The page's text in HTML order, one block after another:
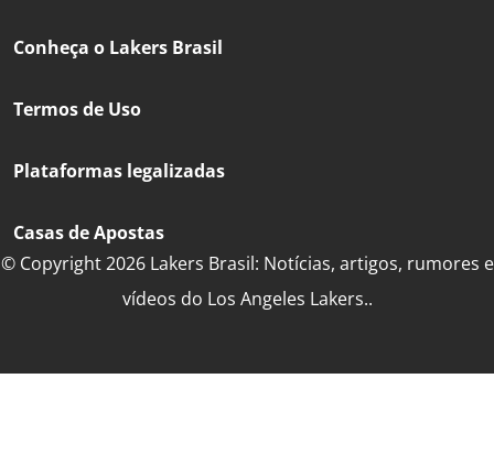
Conheça o Lakers Brasil
Termos de Uso
Plataformas legalizadas
Casas de Apostas
© Copyright 2026 Lakers Brasil: Notícias, artigos, rumores e
vídeos do Los Angeles Lakers..